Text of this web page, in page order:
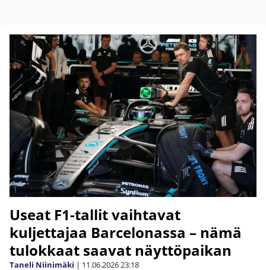
Useat F1-tallit vaihtavat
kuljettajaa Barcelonassa – nämä
tulokkaat saavat näyttöpaikan
Taneli Niinimäki | 11.06.202623:18